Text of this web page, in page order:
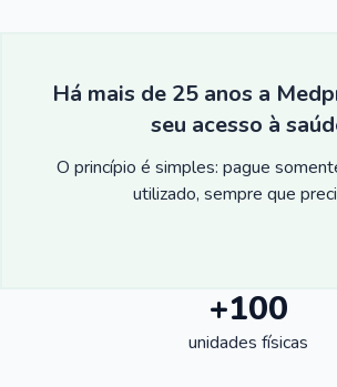
Há mais de 25 anos a
seu acesso à
O princípio é simples: pague
utilizado, sempre que
+100
unidades físicas